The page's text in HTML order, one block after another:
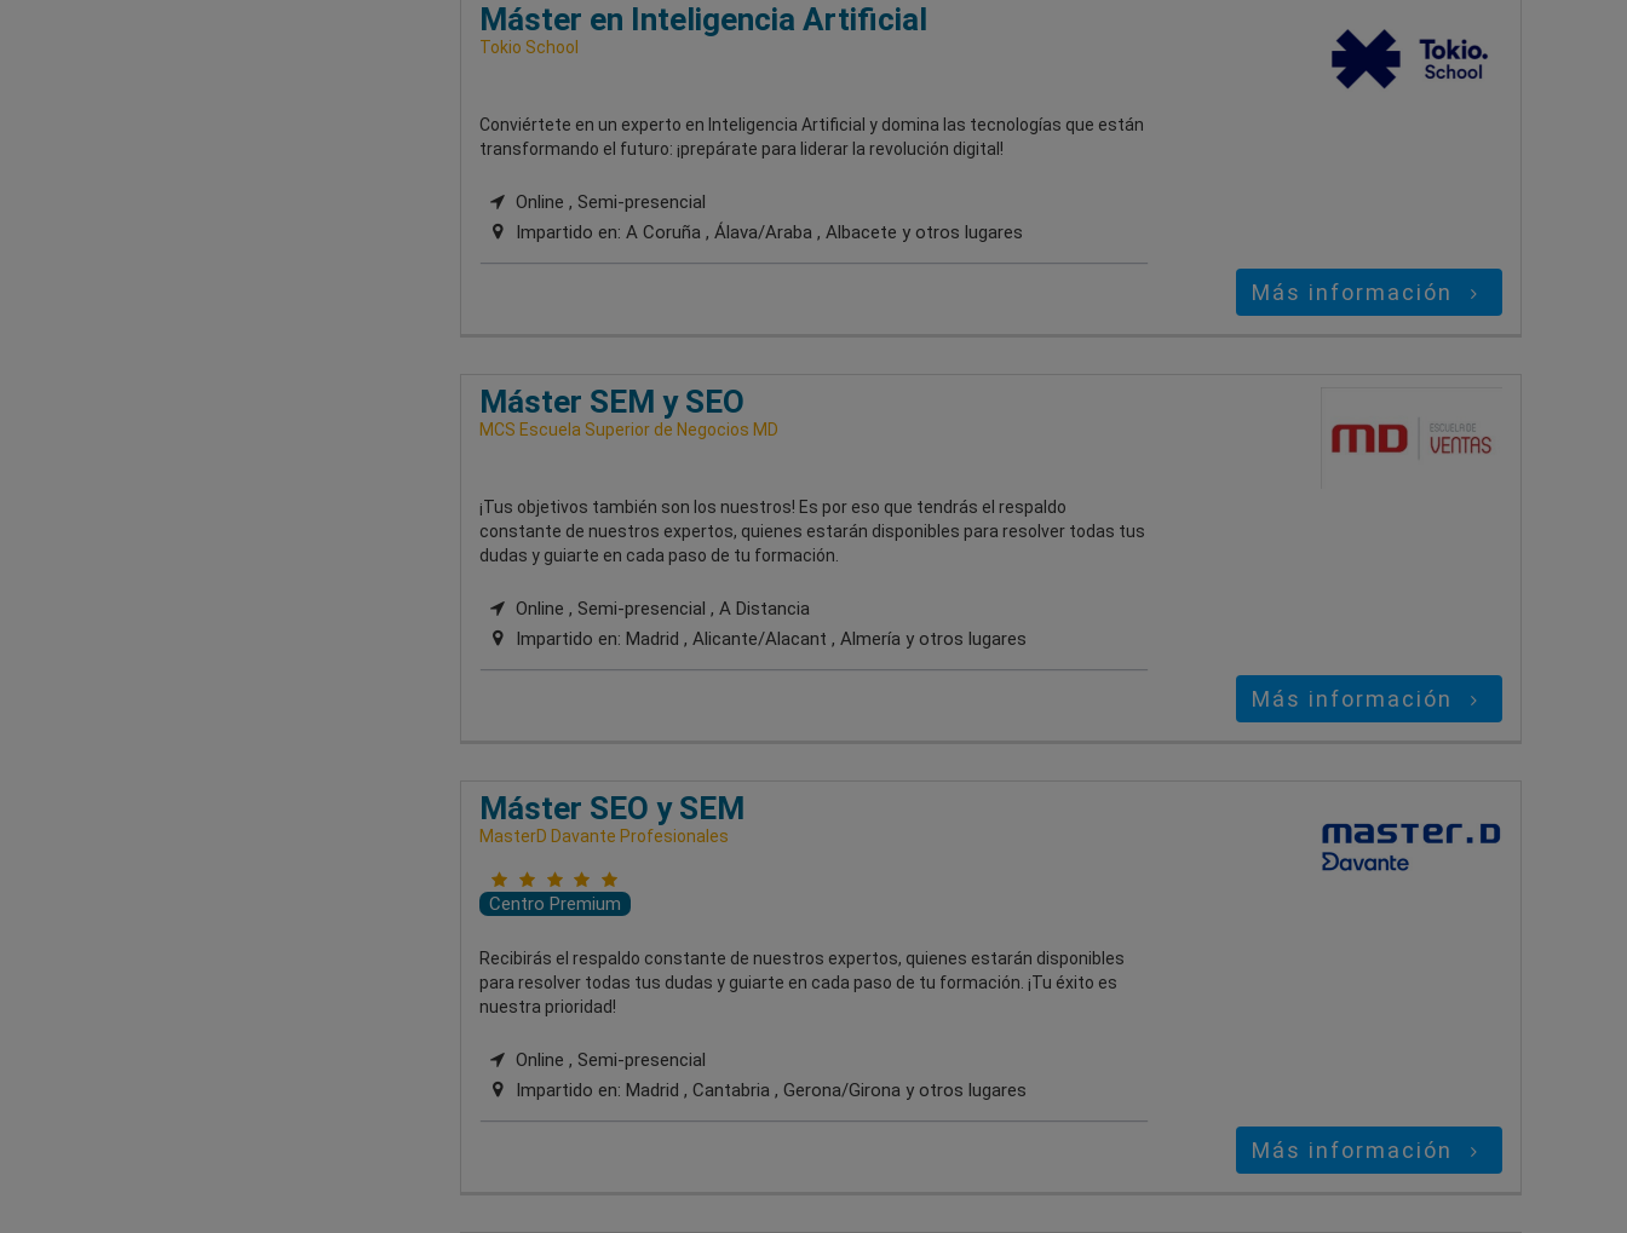
Máster en Inteligencia Artificial
Tokio School
Conviértete en un experto en Inteligencia Artificial y domina las tecnologías que están
transformando el futuro: ¡prepárate para liderar la revolución digital!
Online , Semi-presencial
Impartido en: A Coruña , Álava/Araba , Albacete y otros lugares
Más información
Máster SEM y SEO
MCS Escuela Superior de Negocios MD
¡Tus objetivos también son los nuestros! Es por eso que tendrás el respaldo
constante de nuestros expertos, quienes estarán disponibles para resolver todas tus
dudas y guiarte en cada paso de tu formación.
Online , Semi-presencial , A Distancia
Impartido en: Madrid , Alicante/Alacant , Almería y otros lugares
Más información
Máster SEO y SEM
MasterD Davante Profesionales
Centro Premium
Recibirás el respaldo constante de nuestros expertos, quienes estarán disponibles
para resolver todas tus dudas y guiarte en cada paso de tu formación. ¡Tu éxito es
nuestra prioridad!
Online , Semi-presencial
Impartido en: Madrid , Cantabria , Gerona/Girona y otros lugares
Más información